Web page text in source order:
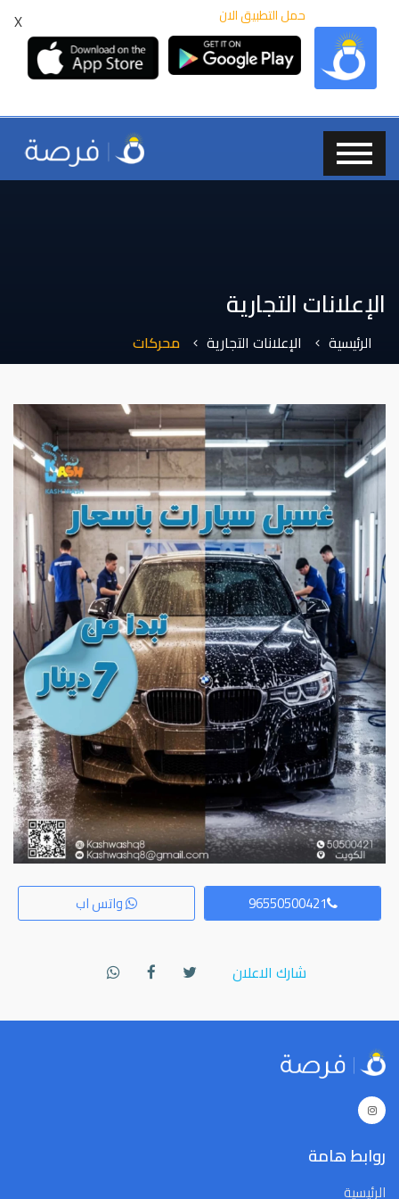
X حمل التطبيق الان
الإعلانات التجارية
الرئيسية الإعلانات التجارية محركات
96550500421 واتس اب
شارك الاعلان
روابط هامة
الرئيسية